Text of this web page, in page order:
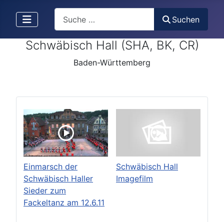
Suchen
Schwäbisch Hall (SHA, BK, CR)
Baden-Württemberg
Einmarsch der
Schwäbisch Haller
Sieder zum
Fackeltanz am 12.6.11
Schwäbisch Hall
Imagefilm